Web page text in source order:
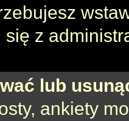
się z
lub
ankiety